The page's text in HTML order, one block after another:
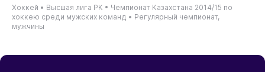
Хоккей • Высшая лига РК • Чемпионат Казахстана 2014/15 по
хоккею среди мужских команд • Регулярный чемпионат,
мужчины